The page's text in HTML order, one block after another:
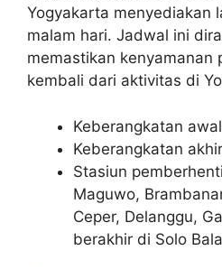
Yogyakarta menyediakan
malam hari. Jadwal ini
memastikan kenyamanan
kembali dari aktivitas di
Keberangkatan
Keberangkatan
Stasiun
Maguwo,
Ceper, Delanggu,
berakhir di Solo